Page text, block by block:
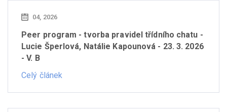
04, 2026
Peer program - tvorba pravidel třídního chatu -
Lucie Šperlová, Natálie Kapounová - 23. 3. 2026
- V. B
Celý článek